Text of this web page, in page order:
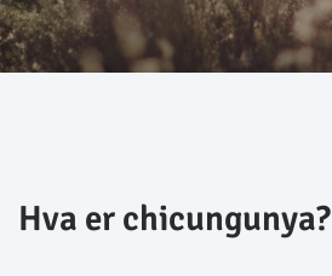
Hva er chicungunya?